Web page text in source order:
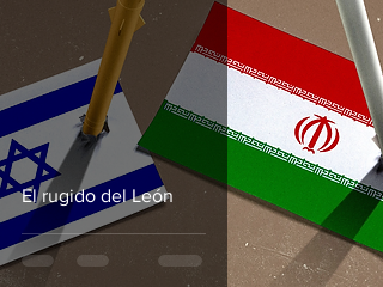
El rugido del León